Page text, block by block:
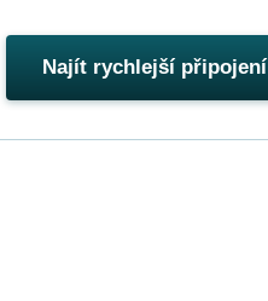
Najít rychlejší připojení